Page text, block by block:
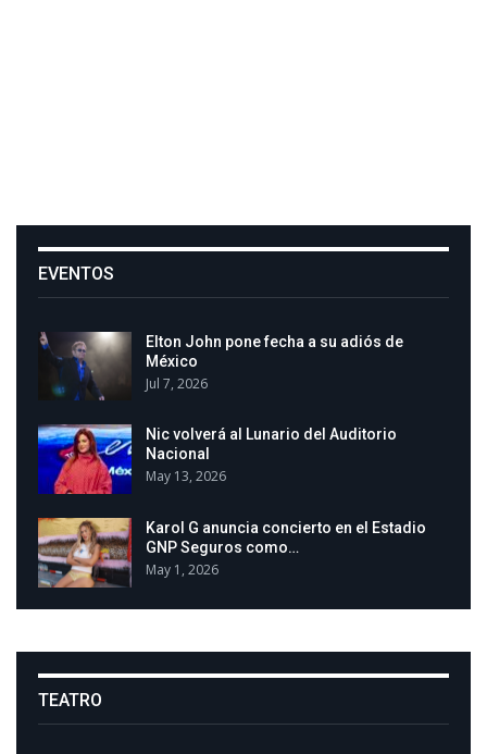
EVENTOS
Elton John pone fecha a su adiós de
México
Jul 7, 2026
Nic volverá al Lunario del Auditorio
Nacional
May 13, 2026
Karol G anuncia concierto en el Estadio
GNP Seguros como…
May 1, 2026
TEATRO